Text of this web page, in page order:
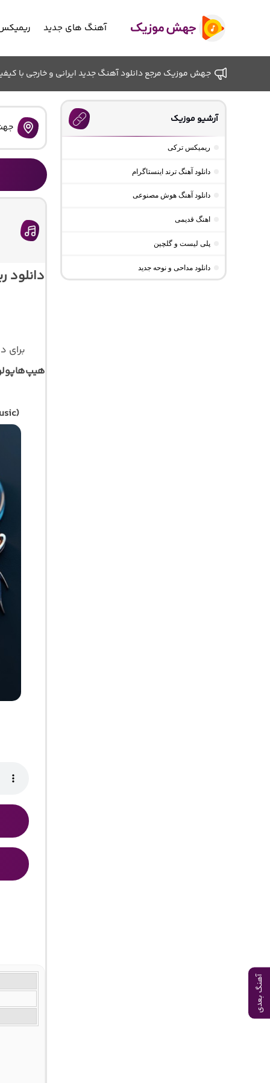
آهنگ بعدی
آهنگ های جدید
جهش موزیک مرجع دانلود آهنگ جدید ایرانی و خارجی با
برای
آرشیو موزیک
ریمیکس ترکی
دانلود آهنگ ترند اینستاگرام
دانلود آهنگ هوش مصنوعی
اهنگ قدیمی
پلی لیست و گلچین
دانلود مداحی و نوحه جدید